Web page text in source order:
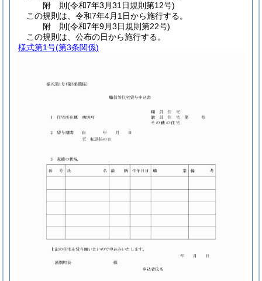
附 則(令和7年3月31日規則第12号)
この規則は、令和7年4月1日から施行する。
附 則(令和7年9月3日規則第22号)
この規則は、公布の日から施行する。
様式第1号(第3条関係)